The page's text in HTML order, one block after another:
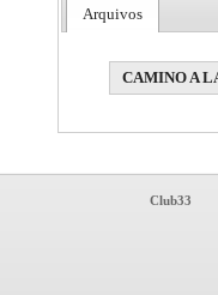
Arquivos
CAMINO A
Club33